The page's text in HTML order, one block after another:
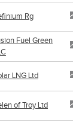
Rg
Fuel Green
LNG Ltd
of Troy Ltd